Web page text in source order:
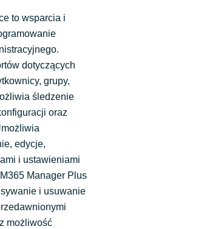
to wsparcia i
dotyczących
grupy,
śledzenie
oraz
edycje,
i ustawieniami
Manager Plus
i usuwanie
możliwość